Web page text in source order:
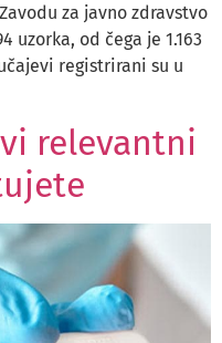
za javno zdravstvo
uzorka, od čega je 1.163
registrirani su u
relevantni